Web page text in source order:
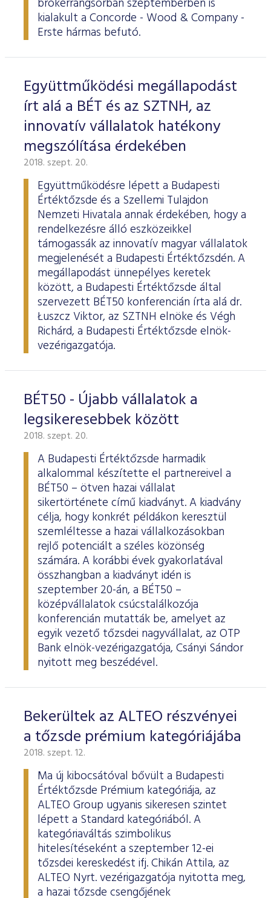
ESG Útmutató
brókerrangsorban szeptemberben is
kialakult a Concorde - Wood & Company -
Erste hármas befutó.
Együttműködési megállapodást
írt alá a BÉT és az SZTNH, az
innovatív vállalatok hatékony
megszólítása érdekében
2018. szept. 20.
Együttműködésre lépett a Budapesti
Értéktőzsde és a Szellemi Tulajdon
Nemzeti Hivatala annak érdekében, hogy a
rendelkezésre álló eszközeikkel
támogassák az innovatív magyar vállalatok
megjelenését a Budapesti Értéktőzsdén. A
megállapodást ünnepélyes keretek
között, a Budapesti Értéktőzsde által
szervezett BÉT50 konferencián írta alá dr.
Łuszcz Viktor, az SZTNH elnöke és Végh
Richárd, a Budapesti Értéktőzsde elnök-
vezérigazgatója.
BÉT50 - Újabb vállalatok a
legsikeresebbek között
2018. szept. 20.
A Budapesti Értéktőzsde harmadik
alkalommal készítette el partnereivel a
BÉT50 – ötven hazai vállalat
sikertörténete című kiadványt. A kiadvány
célja, hogy konkrét példákon keresztül
szemléltesse a hazai vállalkozásokban
rejlő potenciált a széles közönség
számára. A korábbi évek gyakorlatával
összhangban a kiadványt idén is
szeptember 20-án, a BÉT50 –
középvállalatok csúcstalálkozója
konferencián mutatták be, amelyet az
egyik vezető tőzsdei nagyvállalat, az OTP
Bank elnök-vezérigazgatója, Csányi Sándor
nyitott meg beszédével.
Bekerültek az ALTEO részvényei
a tőzsde prémium kategóriájába
2018. szept. 12.
Ma új kibocsátóval bővült a Budapesti
Értéktőzsde Prémium kategóriája, az
ALTEO Group ugyanis sikeresen szintet
lépett a Standard kategóriából. A
kategóriaváltás szimbolikus
hitelesítéseként a szeptember 12-ei
tőzsdei kereskedést ifj. Chikán Attila, az
ALTEO Nyrt. vezérigazgatója nyitotta meg,
a hazai tőzsde csengőjének